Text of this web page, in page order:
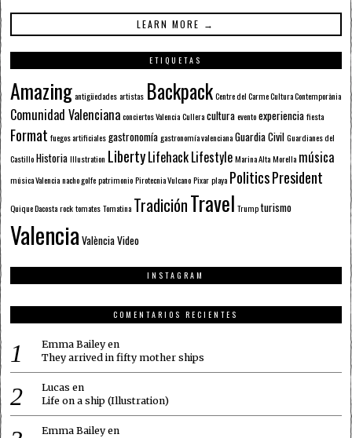
LEARN MORE →
ETIQUETAS
Amazing antigüedades artistas Backpack Centre del Carme Cultura Contemporània
Comunidad Valenciana conciertos Valencia Cullera cultura evento experiencia fiesta
Format fuegos artificiales gastronomía gastronomía valenciana Guardia Civil Guardianes del
Castillo Historia Illustration LibertyLifehackLifestyle Marina Alta Morella música
música Valencia nacho golfe patrimonio Pirotecnia Vulcano Pixar playa PoliticsPresident
Quique Dacosta rock tomates Tomatina TradiciónTravel Trump turismo
Valencia ValènciaVideo
INSTAGRAM
COMENTARIOS RECIENTES
Emma Baileyen
They arrived in fifty mother ships
Lucas en
Life on a ship (Illustration)
Emma Baileyen